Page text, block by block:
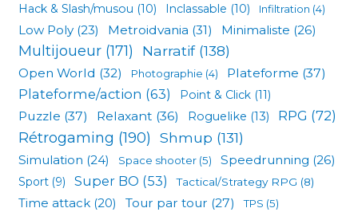
Hack & Slash/musou (10) Inclassable (10) Infiltration (4)
Low Poly (23) Metroidvania (31) Minimaliste (26)
Multijoueur (171) Narratif(138)
Open World (32) Photographie (4) Plateforme (37)
Plateforme/action (63) Point & Click (11)
Puzzle (37) Relaxant (36) Roguelike (13) RPG (72)
Rétrogaming (190) Shmup (131)
Simulation (24) Space shooter (5) Speedrunning (26)
Sport (9) Super BO (53) Tactical/Strategy RPG (8)
Time attack (20) Tour par tour (27) TPS (5)